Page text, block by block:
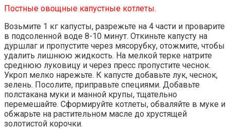
Постные овощные капустные котлеты.
Возьмите 1 кг капусты, разрежьте на 4 части и проварите
в подсоленной воде 8-10 минут. Откиньте капусту на
дуршлаг и пропустите через мясорубку, отожмите, чтобы
удалить лишнюю жидкость. На мелкой терке натрите
среднюю луковицу и через пресс пропустите чеснок.
Укроп мелко нарежьте. К капусте добавьте лук, чеснок,
зелень. Посолите, приправьте специями. Добавьте
полстакана муки и манной крупы, тщательно
перемешайте. Сформируйте котлеты, обваляйте в муке и
обжарьте на растительном масле до хрустящей
золотистой корочки.